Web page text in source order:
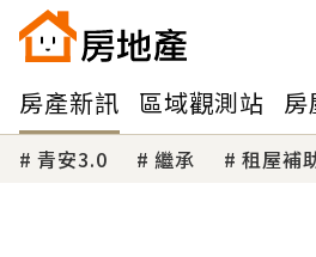
房產新訊 區域觀測站 房
青安3.0 繼承 租屋補